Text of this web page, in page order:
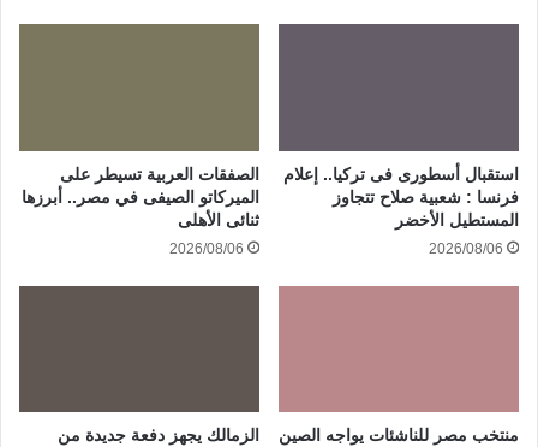
استقبال أسطورى فى تركيا.. إعلام
فرنسا : شعبية صلاح تتجاوز
المستطيل الأخضر
2026/08/06
الصفقات العربية تسيطر على
الميركاتو الصيفى في مصر.. أبرزها
ثنائى الأهلى
2026/08/06
منتخب مصر للناشئات يواجه الصين الزمالك يجهز دفعة جديدة من